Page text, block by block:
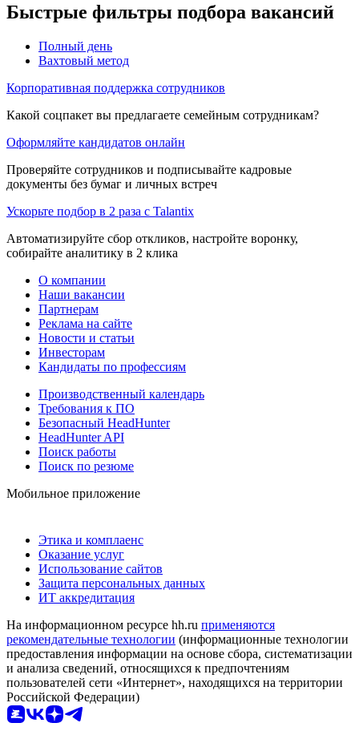
Быстрые фильтры подбора вакансий
Полный день
Вахтовый метод
Корпоративная поддержка сотрудников
Какой соцпакет вы предлагаете семейным сотрудникам?
Оформляйте кандидатов онлайн
Проверяйте сотрудников и подписывайте кадровые
документы без бумаг и личных встреч
Ускорьте подбор в 2 раза с Talantix
Автоматизируйте сбор откликов, настройте воронку,
собирайте аналитику в 2 клика
О компании
Наши вакансии
Партнерам
Реклама на сайте
Новости и статьи
Инвесторам
Кандидаты по профессиям
Производственный календарь
Требования к ПО
Безопасный HeadHunter
HeadHunter API
Поиск работы
Поиск по резюме
Мобильное приложение
Этика и комплаенс
Оказание услуг
Использование сайтов
Защита персональных данных
ИТ аккредитация
На информационном ресурсе hh.ru применяются
рекомендательные технологии (информационные технологии
предоставления информации на основе сбора, систематизации
и анализа сведений, относящихся к предпочтениям
пользователей сети «Интернет», находящихся на территории
Российской Федерации)